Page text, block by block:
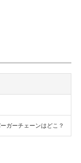
ガーチェーンはどこ？